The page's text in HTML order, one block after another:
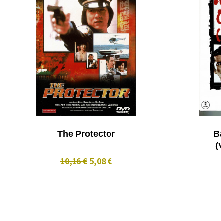
The Protector
10,16 € 5,08 €